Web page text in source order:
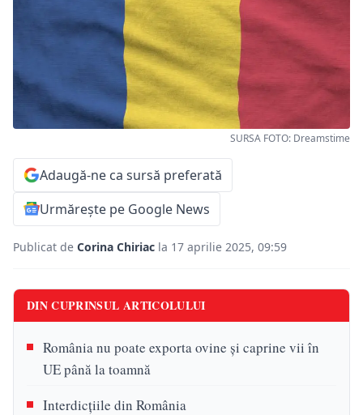
SURSA FOTO: Dreamstime
Adaugă-ne ca sursă preferată
Urmărește pe Google News
Publicat de Corina Chiriac la 17 aprilie 2025, 09:59
DIN CUPRINSUL ARTICOLULUI
România nu poate exporta ovine și caprine vii în
UE până la toamnă
Interdicțiile din România